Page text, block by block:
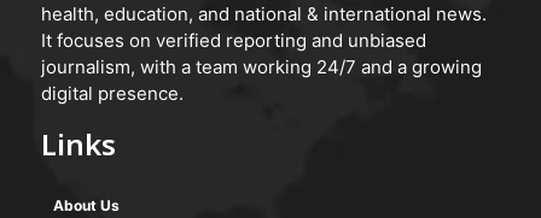
health, education, and national & international news.
It focuses on verified reporting and unbiased
journalism, with a team working 24/7 and a growing
digital presence.
Links
About Us